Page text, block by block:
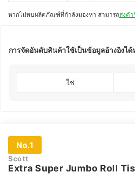
หากไม่พบผลิตภัณฑ์ที่กำลังมองหา สามารถส่งคำ
การจัดอันดับสินค้าใช้เป็นข้อมูลอ้างอิงได้
ใช่
No.1
Scott
Extra Super Jumbo Roll